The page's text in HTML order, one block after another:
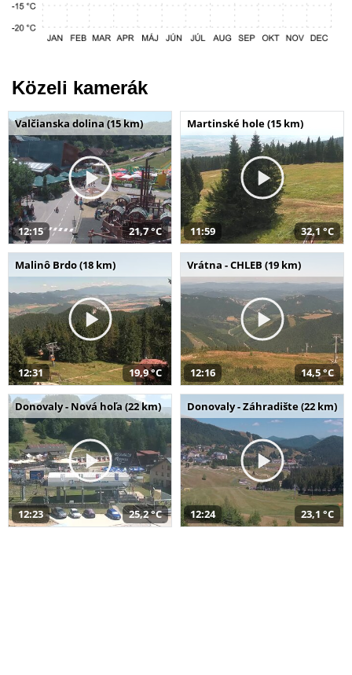
Közeli kamerák
Valčianska dolina (15 km)
12:15 21,7 °C
Martinské hole (15 km)
11:59 32,1 °C
Malinô Brdo (18 km)
12:31 19,9 °C
Vrátna - CHLEB (19 km)
12:16 14,5 °C
Donovaly - Nová hoľa (22 km)
12:23 25,2 °C
Donovaly - Záhradište (22 km)
12:24 23,1 °C